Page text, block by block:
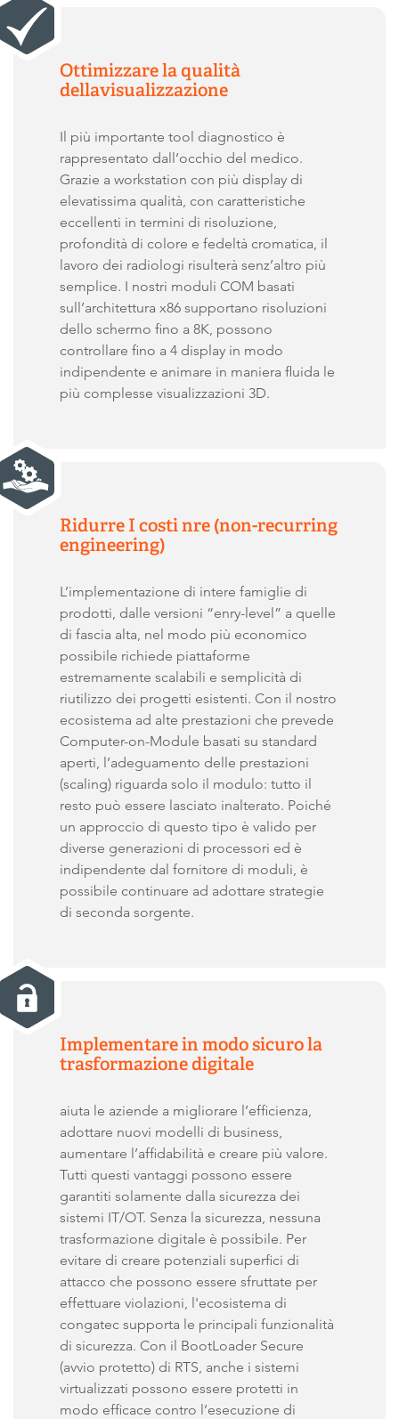
Ottimizzare la qualità
dellavisualizzazione
Il più importante tool diagnostico è
rappresentato dall’occhio del medico.
Grazie a workstation con più display di
elevatissima qualità, con caratteristiche
eccellenti in termini di risoluzione,
profondità di colore e fedeltà cromatica, il
lavoro dei radiologi risulterà senz’altro più
semplice. I nostri moduli COM basati
sull’architettura x86 supportano risoluzioni
dello schermo fino a 8K, possono
controllare fino a 4 display in modo
indipendente e animare in maniera fluida le
più complesse visualizzazioni 3D.
Ridurre I costi nre (non-recurring
engineering)
L’implementazione di intere famiglie di
prodotti, dalle versioni “enry-level” a quelle
di fascia alta, nel modo più economico
possibile richiede piattaforme
estremamente scalabili e semplicità di
riutilizzo dei progetti esistenti. Con il nostro
ecosistema ad alte prestazioni che prevede
Computer-on-Module basati su standard
aperti, l’adeguamento delle prestazioni
(scaling) riguarda solo il modulo: tutto il
resto può essere lasciato inalterato. Poiché
un approccio di questo tipo è valido per
diverse generazioni di processori ed è
indipendente dal fornitore di moduli, è
possibile continuare ad adottare strategie
di seconda sorgente.
Implementare in modo sicuro la
trasformazione digitale
aiuta le aziende a migliorare l’efficienza,
adottare nuovi modelli di business,
aumentare l’affidabilità e creare più valore.
Tutti questi vantaggi possono essere
garantiti solamente dalla sicurezza dei
sistemi IT/OT. Senza la sicurezza, nessuna
trasformazione digitale è possibile. Per
evitare di creare potenziali superfici di
attacco che possono essere sfruttate per
effettuare violazioni, l'ecosistema di
congatec supporta le principali funzionalità
di sicurezza. Con il BootLoader Secure
(avvio protetto) di RTS, anche i sistemi
virtualizzati possono essere protetti in
modo efficace contro l’esecuzione di